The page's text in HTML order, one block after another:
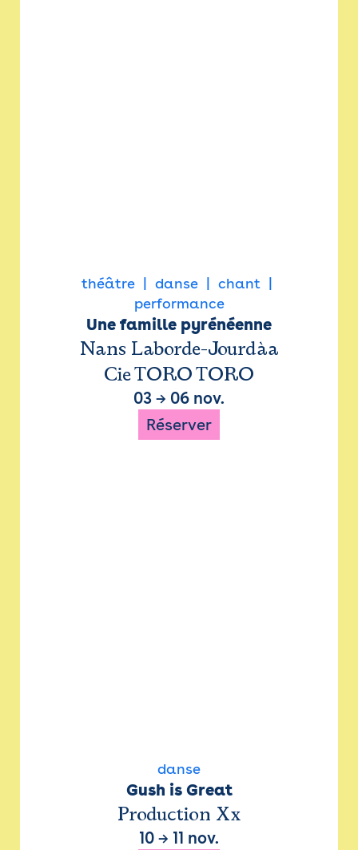
théâtre danse
chant
performance
Une famille pyrénéenne
Nans Laborde-Jourdàa
Cie TORO TORO
03 → 06 nov.
Réserver
danse
Gush is Great
Production Xx
10 → 11 nov.